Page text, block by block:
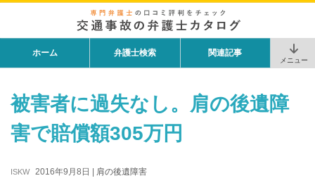
ホーム 弁護士検索 関連記事
メニュー
被害者に過失なし。肩の後遺障
害で賠償額305万円
ISKW 2016年9月8日 肩の後遺障害